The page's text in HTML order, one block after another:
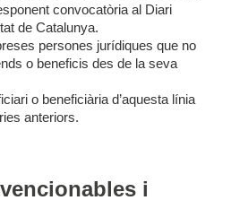
convocatòria al Diari
de Catalunya.
persones jurídiques que no
o beneficis des de la seva
o beneficiària d’aquesta línia
anteriors.
i